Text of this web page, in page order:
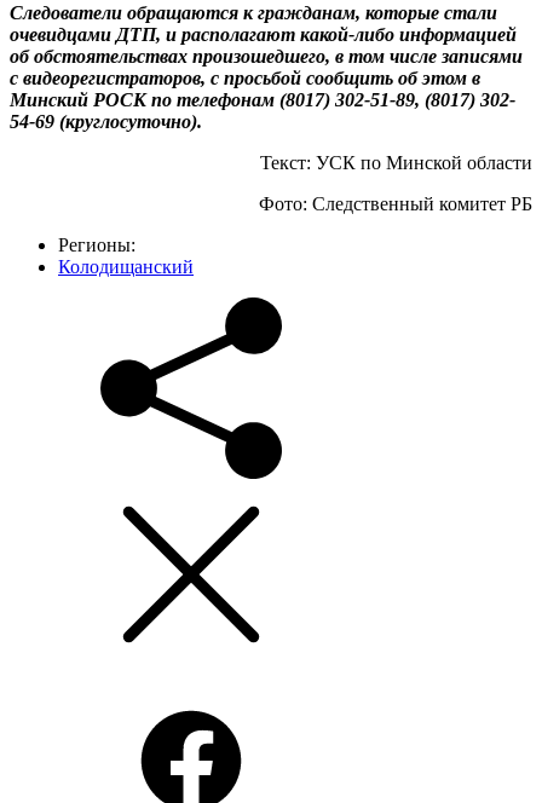
Следователи обращаются к гражданам, которые стали
очевидцами ДТП, и располагают какой-либо информацией
об обстоятельствах произошедшего, в том числе записями
с видеорегистраторов, с просьбой сообщить об этом в
Минский РОСК по телефонам (8017) 302-51-89, (8017) 302-
54-69 (круглосуточно).
Текст: УСК по Минской области
Фото: Следственный комитет РБ
Регионы:
Колодищанский